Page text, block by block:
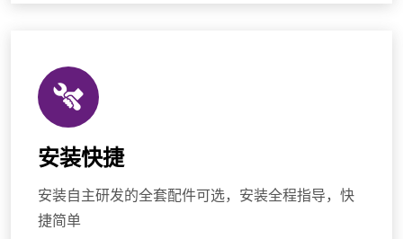
安装快捷
安装自主研发的全套配件可选，安装全程指导，快
捷简单